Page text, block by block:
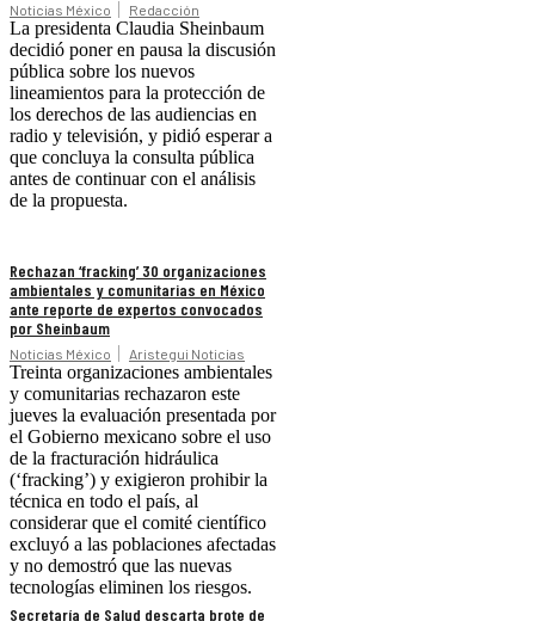
Noticias México Redacción
La presidenta Claudia Sheinbaum
decidió poner en pausa la discusión
pública sobre los nuevos
lineamientos para la protección de
los derechos de las audiencias en
radio y televisión, y pidió esperar a
que concluya la consulta pública
antes de continuar con el análisis
de la propuesta.
Rechazan ‘fracking’ 30 organizaciones
ambientales y comunitarias en México
ante reporte de expertos convocados
por Sheinbaum
Noticias México Aristegui Noticias
Treinta organizaciones ambientales
y comunitarias rechazaron este
jueves la evaluación presentada por
el Gobierno mexicano sobre el uso
de la fracturación hidráulica
(‘fracking’) y exigieron prohibir la
técnica en todo el país, al
considerar que el comité científico
excluyó a las poblaciones afectadas
y no demostró que las nuevas
tecnologías eliminen los riesgos.
Secretaría de Salud descarta brote de